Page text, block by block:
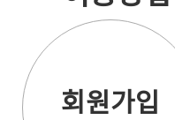
회원가입